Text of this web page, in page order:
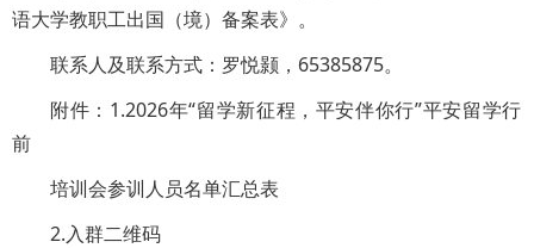
语大学教职工出国（境）备案表》。
联系人及联系方式：罗悦颢，65385875。
附件：1.2026年“留学新征程，平安伴你行”平安留学行
前
培训会参训人员名单汇总表
2.入群二维码